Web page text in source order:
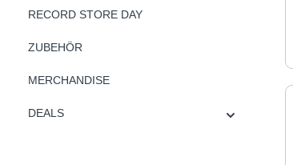
RECORD STORE DAY
ZUBEHÖR
MERCHANDISE
DEALS